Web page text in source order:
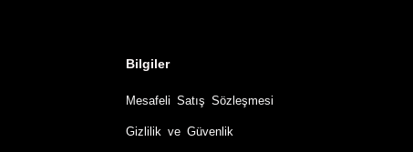
Bilgiler
Mesafeli Satış Sözleşmesi
Gizlilik ve Güvenlik